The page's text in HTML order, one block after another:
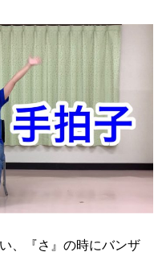
、『さ』の時にバンザ